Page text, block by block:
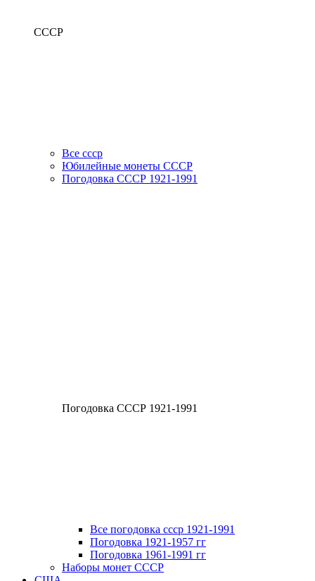
СССР
Все ссср
Юбилейные монеты СССР
Погодовка СССР 1921-1991
Погодовка СССР 1921-1991
Все погодовка ссср 1921-1991
Погодовка 1921-1957 гг
Погодовка 1961-1991 гг
Наборы монет СССР